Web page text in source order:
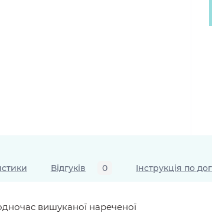
Відгуків 0 Інструкція по
вишуканої нареченої